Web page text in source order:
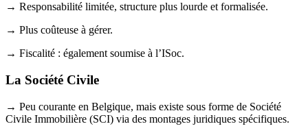
→ Responsabilité limitée, structure plus lourde et formalisée.
→ Plus coûteuse à gérer.
→ Fiscalité : également soumise à l’ISoc.
La Société Civile
→ Peu courante en Belgique, mais existe sous forme de Société
Civile Immobilière (SCI) via des montages juridiques spécifiques.